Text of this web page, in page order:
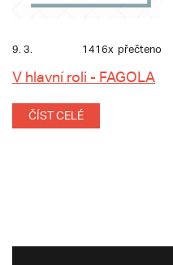
9. 3. 1416x přečteno
V hlavní roli - FAGOLA
ČÍST CELÉ